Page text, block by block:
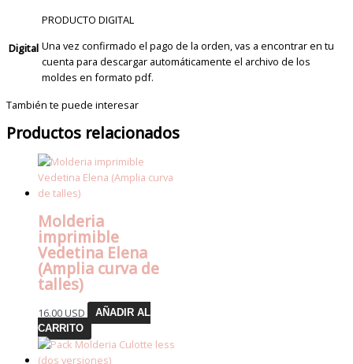
Digital
PRODUCTO DIGITAL
Una vez confirmado el pago de la orden, vas a encontrar en tu
cuenta para descargar automáticamente el archivo de los
moldes en formato pdf.
También te puede interesar
Productos relacionados
Molderia
imprimible
Vedetina Elena
(Amplia curva de
talles)
16.00 USD
AÑADIR AL
CARRITO